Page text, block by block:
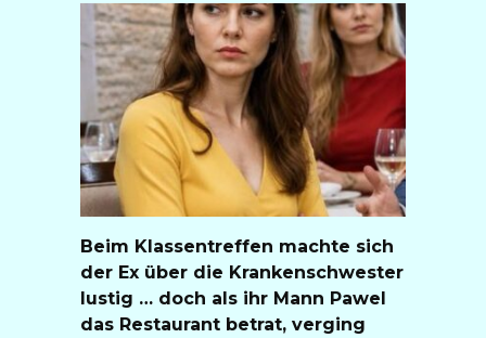
Beim Klassentreffen machte sich
der Ex über die Krankenschwester
lustig … doch als ihr Mann Pawel
das Restaurant betrat, verging